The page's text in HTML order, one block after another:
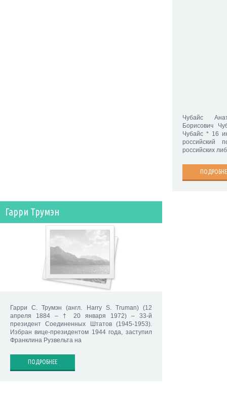
Чубайс
Борисович
Чубайс * 16
российский
российских
Гарри Трумэн
Гарри С. Трумэн (англ. Harry S. Truman) (12
апреля 1884 – † 20 января 1972) – 33-й
президент Соединенных Штатов (1945-1953).
Избран вице-президентом 1944 года, заступил
Франклина Рузвельта на
ПОДРОБНЕЕ